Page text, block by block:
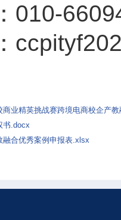
010-
商业精英挑战赛跨境电商校企产
书.docx
融合优秀案例申报表.xlsx